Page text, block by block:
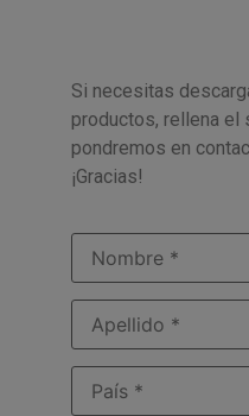
Si necesitas
productos, rellena el
pondremos en
¡Gracias!